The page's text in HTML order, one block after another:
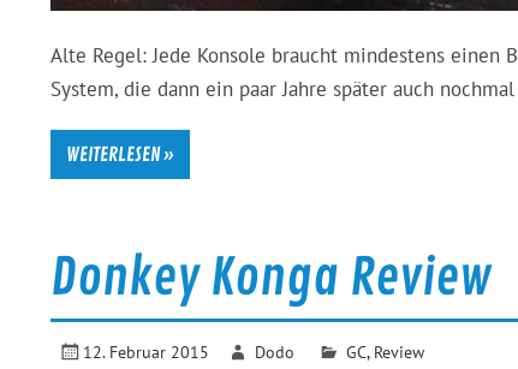
Alte Regel: Jede Konsole braucht mindestens einen
System, die dann ein paar Jahre später auch
WEITERLESEN »
Donkey Konga Review
12. Februar 2015 Dodo GC, Review